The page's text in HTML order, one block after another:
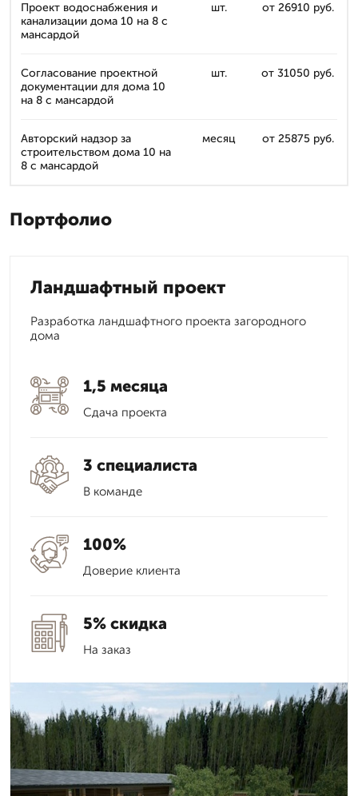
Проект водоснабжения и
канализации дома 10 на 8 с
мансардой
шт. от 26910 руб.
Согласование проектной
документации для дома 10
на 8 с мансардой
шт. от 31050 руб.
Авторский надзор за
строительством дома 10 на
8 с мансардой
месяц от 25875 руб.
Портфолио
Ландшафтный проект
Разработка ландшафтного проекта загородного
дома
1,5 месяца
Сдача проекта
3 специалиста
В команде
100%
Доверие клиента
5% скидка
На заказ